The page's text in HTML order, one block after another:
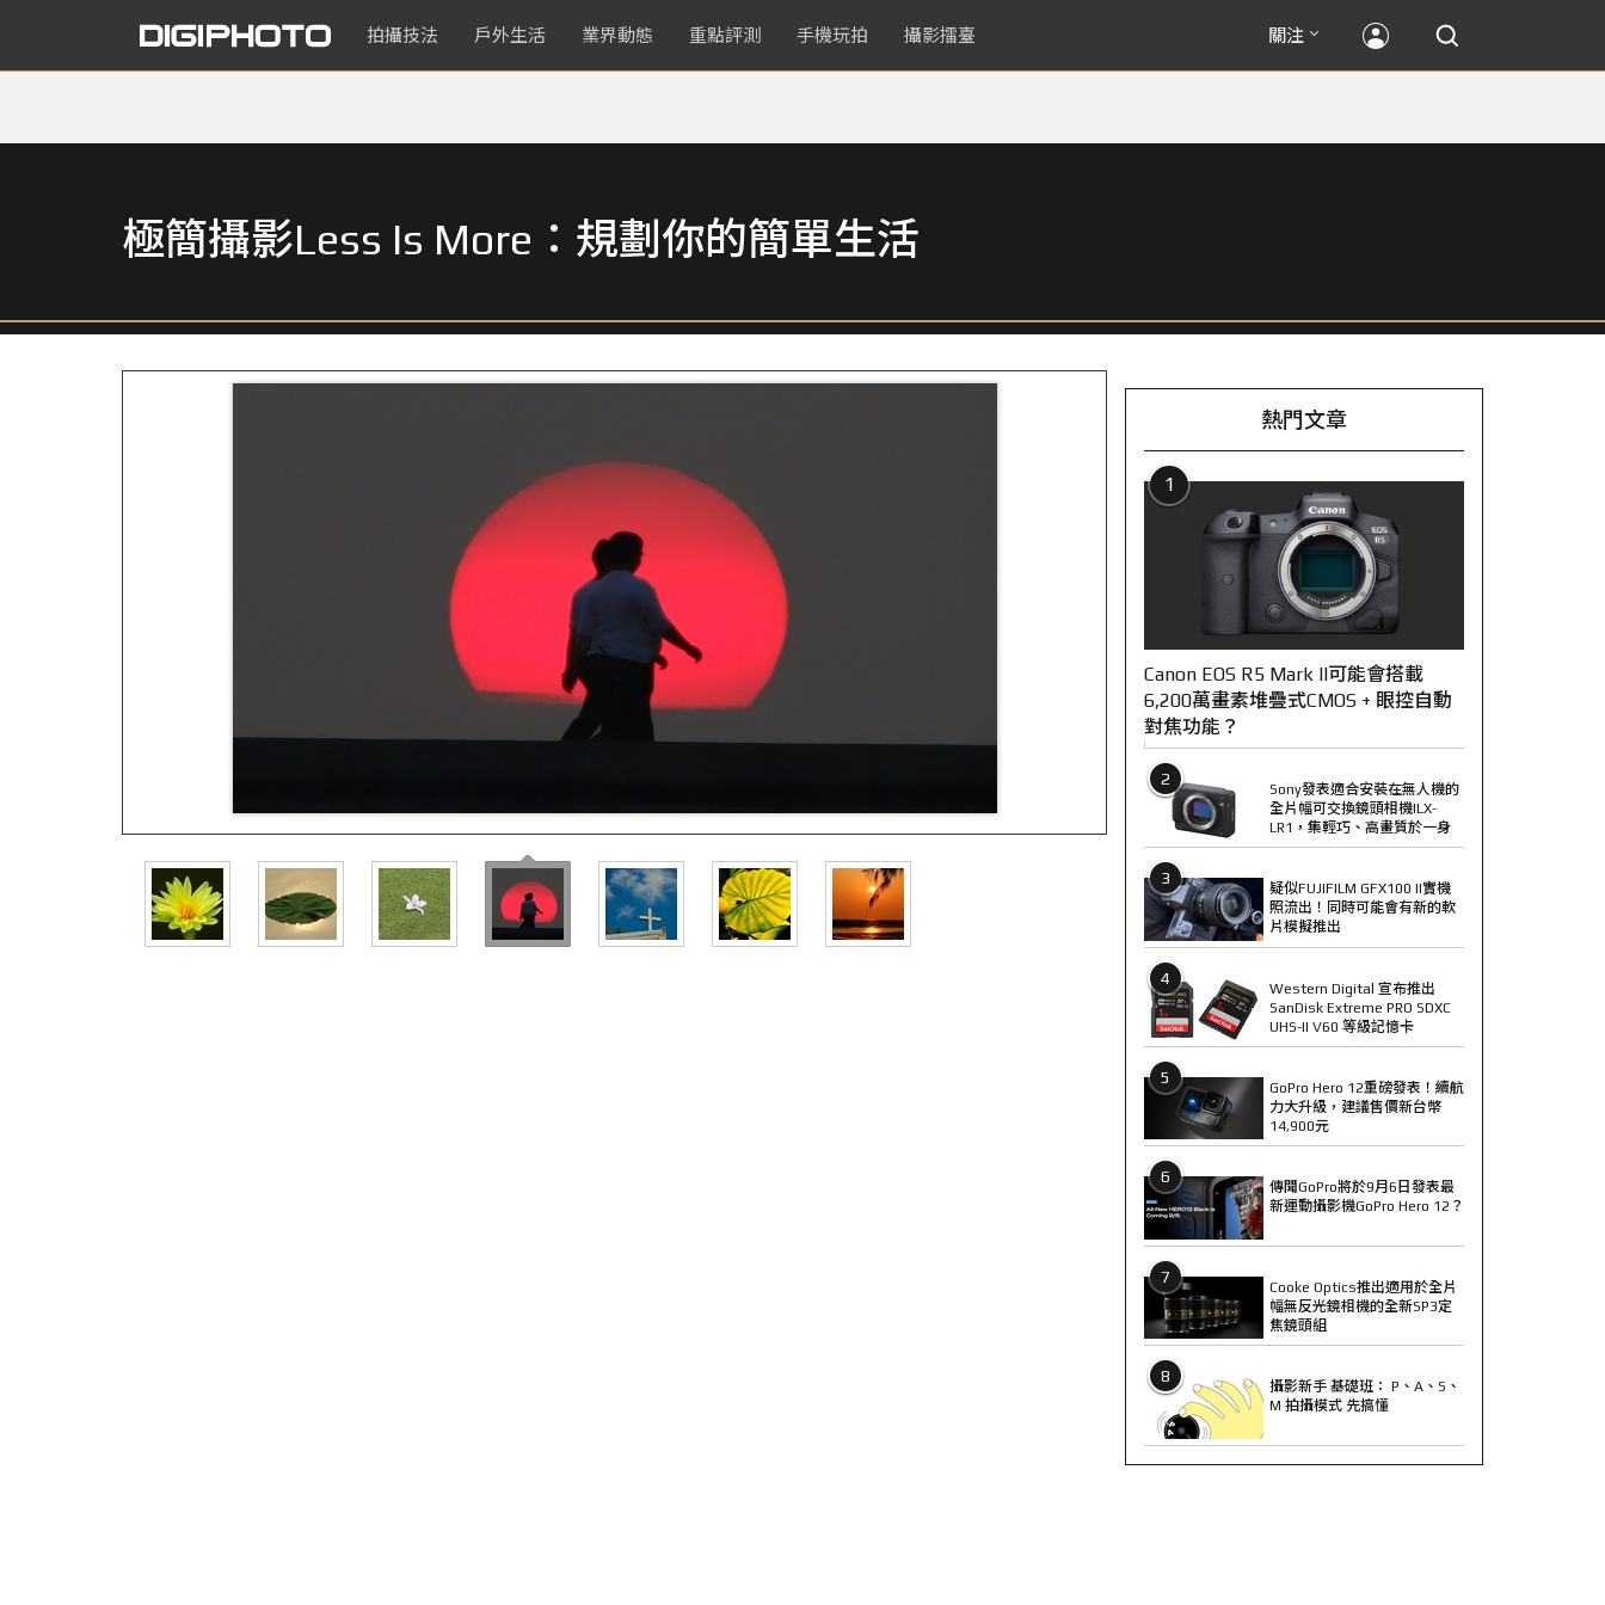
拍攝技法 戶外生活 業界動態 重點評測 手機玩拍 攝影擂臺 關注
極簡攝影Less Is More：規劃你的簡單生活
熱門文章
1
Canon EOS R5 Mark II可能會搭載
6,200萬畫素堆疊式CMOS + 眼控自動
對焦功能？
2
Sony發表適合安裝在無人機的
全片幅可交換鏡頭相機ILX-
LR1，集輕巧、高畫質於一身
3
疑似FUJIFILM GFX100 II實機
照流出！同時可能會有新的軟
片模擬推出
4
Western Digital 宣布推出
SanDisk Extreme PRO SDXC
UHS-II V60 等級記憶卡
5
GoPro Hero 12重磅發表！續航
力大升級，建議售價新台幣
14,900元
6
傳聞GoPro將於9月6日發表最
新運動攝影機GoPro Hero 12？
7
Cooke Optics推出適用於全片
幅無反光鏡相機的全新SP3定
焦鏡頭組
8
攝影新手 基礎班： P、A、S、
M 拍攝模式 先搞懂